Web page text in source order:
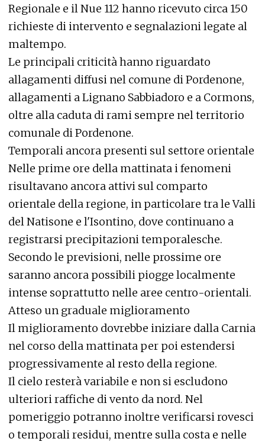
Regionale e il Nue 112 hanno ricevuto circa 150
richieste di intervento e segnalazioni legate al
maltempo.
Le principali criticità hanno riguardato
allagamenti diffusi nel comune di Pordenone,
allagamenti a Lignano Sabbiadoro e a Cormons,
oltre alla caduta di rami sempre nel territorio
comunale di Pordenone.
Temporali ancora presenti sul settore orientale
Nelle prime ore della mattinata i fenomeni
risultavano ancora attivi sul comparto
orientale della regione, in particolare tra le Valli
del Natisone e l'Isontino, dove continuano a
registrarsi precipitazioni temporalesche.
Secondo le previsioni, nelle prossime ore
saranno ancora possibili piogge localmente
intense soprattutto nelle aree centro-orientali.
Atteso un graduale miglioramento
Il miglioramento dovrebbe iniziare dalla Carnia
nel corso della mattinata per poi estendersi
progressivamente al resto della regione.
Il cielo resterà variabile e non si escludono
ulteriori raffiche di vento da nord. Nel
pomeriggio potranno inoltre verificarsi rovesci
o temporali residui, mentre sulla costa e nelle